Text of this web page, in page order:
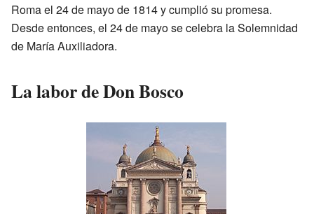
Roma el 24 de mayo de 1814 y cumplió su promesa.
Desde entonces, el 24 de mayo se celebra la Solemnidad
de María Auxiliadora.
La labor de Don Bosco